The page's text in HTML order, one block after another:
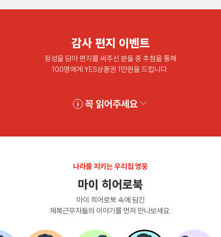
감사 편지 이벤트
정성을 담아 편지를 써주신 분들 중 추첨을 통해
100명에게 YES상품권 1만원을 드립니다.
꼭 읽어주세요
나라를 지키는 우리집 영웅
마이 히어로북
마이 히어로북 속에 담긴
제복근무자들의 이야기를 먼저 만나보세요.